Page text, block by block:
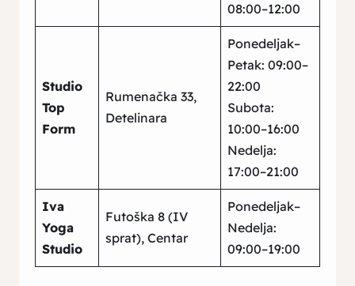
08:00–12:00
Studio
Top
Form
Rumenačka 33,
Detelinara
Ponedeljak–
Petak: 09:00–
22:00
Subota:
10:00–16:00
Nedelja:
17:00–21:00
Iva
Yoga
Studio
Futoška 8 (IV
sprat), Centar
Ponedeljak–
Nedelja:
09:00–19:00